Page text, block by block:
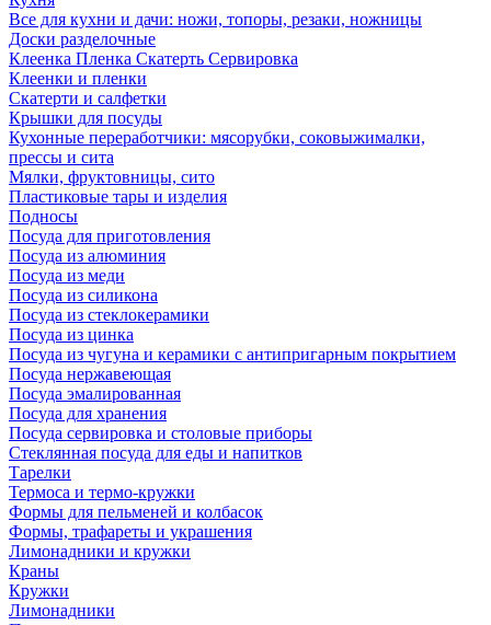
Все для кухни и дачи: ножи, топоры, резаки, ножницы
Доски разделочные
Клеенка Пленка Скатерть Сервировка
Клеенки и пленки
Скатерти и салфетки
Крышки для посуды
Кухонные переработчики: мясорубки, соковыжималки,
прессы и сита
Мялки, фруктовницы, сито
Пластиковые тары и изделия
Подносы
Посуда для приготовления
Посуда из алюминия
Посуда из меди
Посуда из силикона
Посуда из стеклокерамики
Посуда из цинка
Посуда из чугуна и керамики с антипригарным покрытием
Посуда нержавеющая
Посуда эмалированная
Посуда для хранения
Посуда сервировка и столовые приборы
Стеклянная посуда для еды и напитков
Тарелки
Термоса и термо-кружки
Формы для пельменей и колбасок
Формы, трафареты и украшения
Лимонадники и кружки
Краны
Кружки
Лимонадники